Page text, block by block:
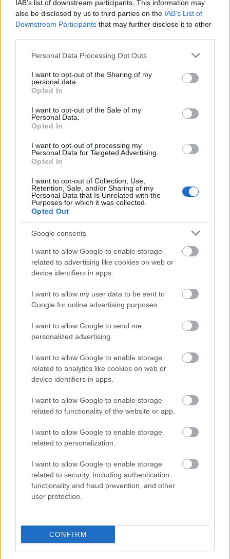
IAB’s list of downstream participants. This information may
also be disclosed by us to third parties on the IAB’s List of
Downstream Participants that may further disclose it to other
Please note that this website/app uses one or more Google
not limited to your visit or usage behaviour. You may click to
grant or deny consent to Google and its third-party tags to
use your data for below specified purposes in below Google
consent section.
Personal Data Processing Opt Outs
I want to opt-out of the Sharing of my
personal data.
Opted In
I want to opt-out of the Sale of my
Personal Data.
Opted In
I want to opt-out of processing my
Personal Data for Targeted Advertising.
Opted In
I want to opt-out of Collection, Use,
Retention, Sale, and/or Sharing of my
Personal Data that Is Unrelated with the
Purposes for which it was collected.
Opted Out
Google consents
I want to allow Google to enable storage
related to advertising like cookies on web or
device identifiers in apps.
I want to allow my user data to be sent to
Google for online advertising purposes.
I want to allow Google to send me
personalized advertising.
I want to allow Google to enable storage
related to analytics like cookies on web or
device identifiers in apps.
I want to allow Google to enable storage
related to functionality of the website or app.
I want to allow Google to enable storage
related to personalization.
I want to allow Google to enable storage
related to security, including authentication
functionality and fraud prevention, and other
user protection.
CONFIRM
6. Országos IT megmérettetés 2022
webfejlesztés témakörben
BATZOZOO•2022. június 11.
Webfejlesztés témakörben is lehet indulni a 6.
Országos IT megmérettetésen. Ha neked is HTML /
CSS / JavaSctipt folyik az ereidben, akkor neked is
érdemes indulni.A jelmondat szerint hagyományos
kategóriában indulónak. Ha jól tudom, akkor…
Async request body function in
Node.JS
BATZOZOO 2022. június 07.
A Node.JS ajánlása szerint többféle módon
kaphatjuk el a frontend által a requestben küldött
body-t Node.JS-ben. A connection-callback során
átadott kérelem objektum egy stream, egy
adatfolyam magyarul. Tehát ezt a folyamot kell
figyelnünk, egy listenerrel. A req.on data és a req.on